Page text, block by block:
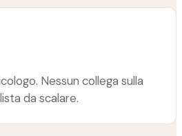
Nessun collega sulla
da scalare.